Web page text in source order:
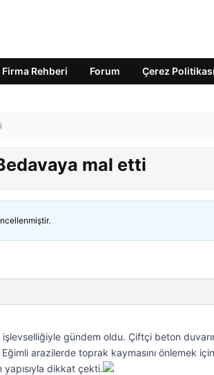
Firma Rehberi Forum Çerez Politikası
mal etti
gündem oldu. Çiftçi beton
arazilerde toprak kaymasını önlemek için
dikkat çekti.